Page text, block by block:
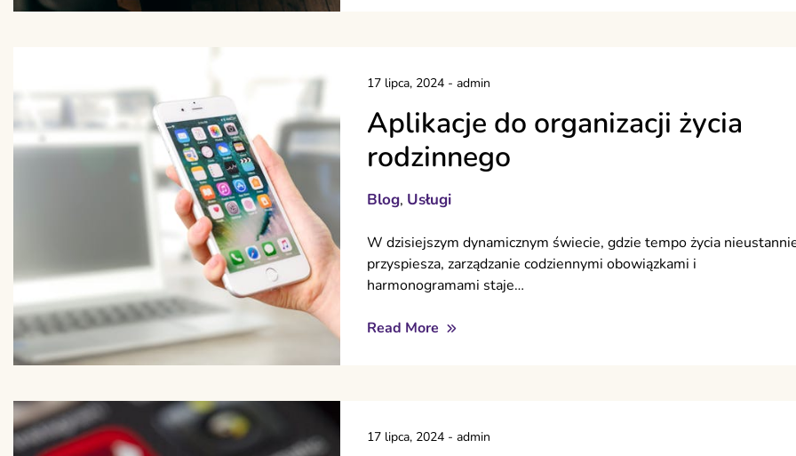
17 lipca, 2024- admin
Aplikacje do organizacji życia
rodzinnego
Blog, Usługi
W dzisiejszym dynamicznym świecie, gdzie tempo życia
przyspiesza, zarządzanie codziennymi obowiązkami i
harmonogramami staje…
Read More
17 lipca, 2024- admin